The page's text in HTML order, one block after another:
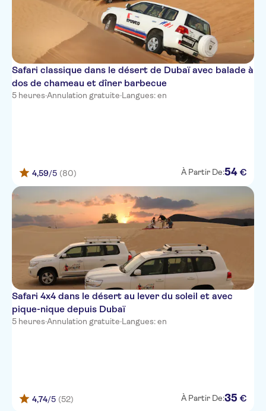
W Dubai - Mina Seyahi
The Address Sky View
Premier Inn Investments Park
Park Regis Business Bay
Al Bandar Rotana Creek
Hilton Dubai Al Habtoor City
S19 Hotel Al Jaddaf
Flora Hotel Apartment
JA Palm Tree Court
Dolphin Hotel Apartments
Edge Creekside Hotel
Wadi AL Safa
Safari classique dans le désert de Dubaï avec balade à
dos de chameau et dîner barbecue
5 heures·Annulation gratuite·Langues: en
4,59/5 (80) À Partir De:54 €
Safari 4x4 dans le désert au lever du soleil et avec
pique-nique depuis Dubaï
5 heures·Annulation gratuite·Langues: en
4,74/5 (52) À Partir De:35 €